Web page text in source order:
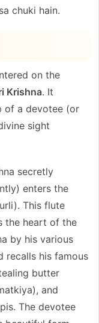
chuki hain.
on the
Krishna. It
of a devotee (or
sight
secretly
enters the
This flute
the heart of the
by his various
recalls his famous
butter
and
The devotee